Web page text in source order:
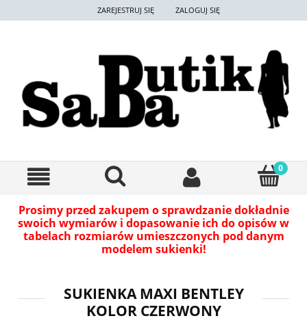
ZAREJESTRUJ SIĘ ZALOGUJ SIĘ
Prosimy przed zakupem o sprawdzanie dokładnie
swoich wymiarów i dopasowanie ich do opisów w
tabelach rozmiarów umieszczonych pod danym
modelem sukienki!
SUKIENKA MAXI BENTLEY
KOLOR CZERWONY